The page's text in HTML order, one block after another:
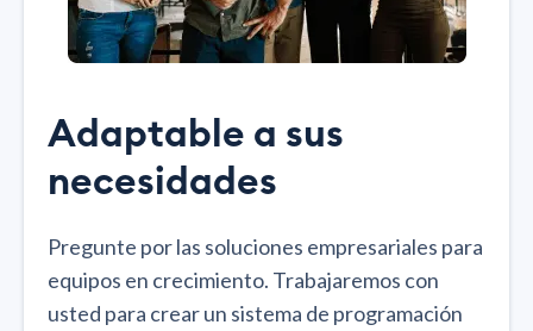
Adaptable a sus
necesidades
Pregunte por las soluciones empresariales para
equipos en crecimiento. Trabajaremos con
usted para crear un sistema de programación